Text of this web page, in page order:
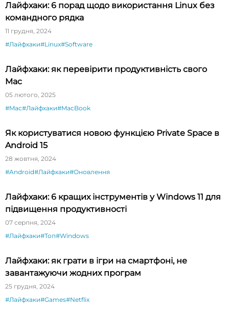
Лайфхаки: 6 порад щодо використання Linux без
командного рядка
11 грудня, 2024
#Лайфхаки#Linux#Software
Лайфхаки: як перевірити продуктивність свого
Mac
05 лютого, 2025
#Mac#Лайфхаки#MacBook
Як користуватися новою функцією Private Space в
Android 15
28 жовтня, 2024
#Android#Лайфхаки#Оновлення
Лайфхаки: 6 кращих інструментів у Windows 11 для
підвищення продуктивності
07 серпня, 2024
#Лайфхаки#Топ#Windows
Лайфхаки: як грати в ігри на смартфоні, не
завантажуючи жодних програм
25 грудня, 2024
#Лайфхаки#Games#Netflix